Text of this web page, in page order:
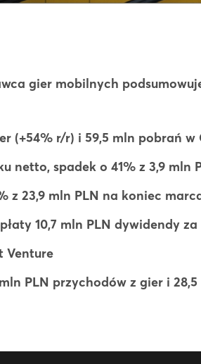
gier mobilnych
(+54% r/r) i 59,5 mln pobrań w
netto, spadek o 41% z 3,9 mln
z 23,9 mln PLN na koniec
10,7 mln PLN dywidendy za
Venture
PLN przychodów z gier i